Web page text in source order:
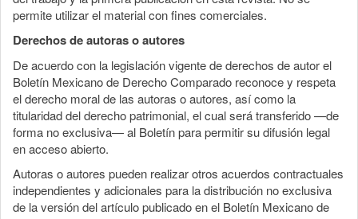
permite utilizar el material con fines comerciales.
Derechos de autoras o autores
De acuerdo con la legislación vigente de derechos de autor el
Boletín Mexicano de Derecho Comparado reconoce y respeta
el derecho moral de las autoras o autores, así como la
titularidad del derecho patrimonial, el cual será transferido —de
forma no exclusiva— al Boletín para permitir su difusión legal
en acceso abierto.
Autoras o autores pueden realizar otros acuerdos contractuales
independientes y adicionales para la distribución no exclusiva
de la versión del artículo publicado en el Boletín Mexicano de